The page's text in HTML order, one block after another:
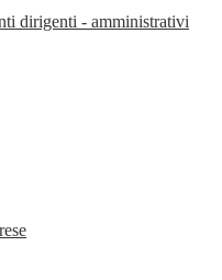
dirigenti - amministrativi